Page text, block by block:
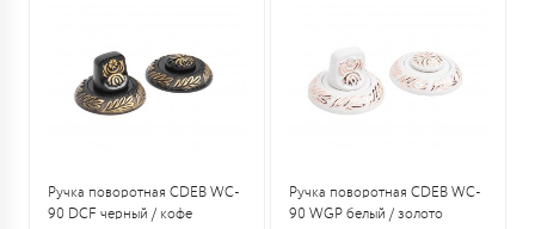
Ручка поворотная CDEB WC-
90 DCF черный / кофе
Ручка поворотная CDEB WC-
90 WGP белый / золото